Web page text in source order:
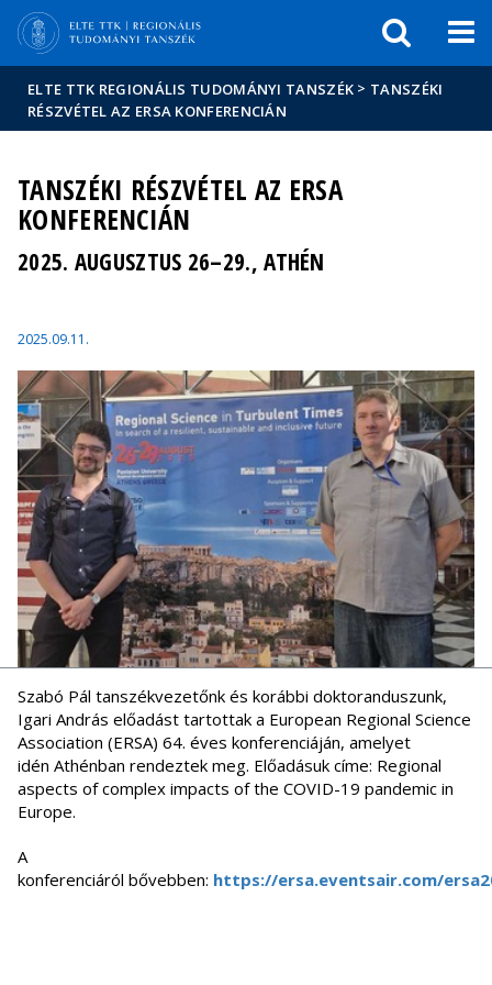
Események
ELTE a
sajtóban
ELTE TTK REGIONÁLIS TUDOMÁNYI TANSZÉK > TANSZÉKI
RÉSZVÉTEL AZ ERSA KONFERENCIÁN
TANSZÉKI RÉSZVÉTEL AZ ERSA
KONFERENCIÁN
2025. AUGUSZTUS 26–29., ATHÉN
2025.09.11.
Szabó Pál tanszékvezetőnk és korábbi doktoranduszunk,
Igari András előadást tartottak a European Regional Science
Association (ERSA) 64. éves konferenciáján, amelyet
idén Athénban rendeztek meg. Előadásuk címe: Regional
aspects of complex impacts of the COVID-19 pandemic in
Europe.
A
konferenciáról bővebben: https://ersa.eventsair.com/